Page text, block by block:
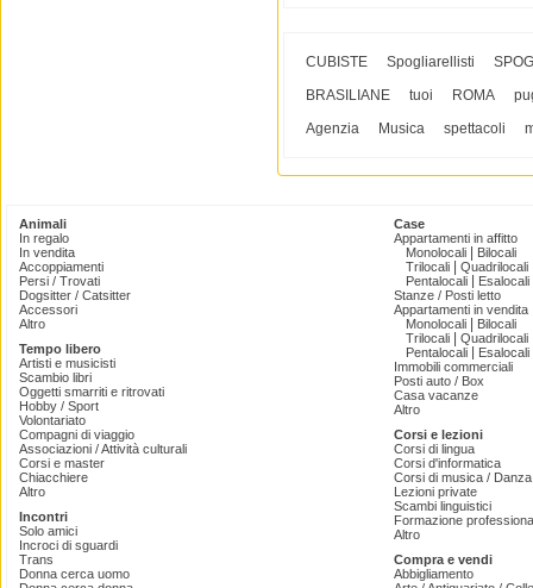
CUBISTE Spogliarellisti
BRASILIANE
tuoi ROMA
Agenzia
Musica spettacoli
Animali
In regalo
In vendita
Accoppiamenti
Persi / Trovati
Dogsitter / Catsitter
Accessori
Altro
Tempo libero
Artisti e musicisti
Scambio libri
Oggetti smarriti e ritrovati
Hobby / Sport
Volontariato
Compagni di viaggio
Associazioni / Attività culturali
Corsi e master
Chiacchiere
Altro
Incontri
Solo amici
Incroci di sguardi
Trans
Donna cerca uomo
Case
Appartamenti in affitto
Monolocali
Bilocali
Trilocali
Quadrilocali
Pentalocali
Esalocali
Stanze / Posti letto
Appartamenti in vendita
Monolocali
Bilocali
Trilocali
Quadrilocali
Pentalocali
Esalocali
Immobili commerciali
Posti auto / Box
Casa vacanze
Altro
Corsi e lezioni
Corsi di lingua
Corsi d'informatica
Corsi di musica /
Lezioni private
Scambi linguistici
Formazione
Altro
Compra e vendi
Abbigliamento